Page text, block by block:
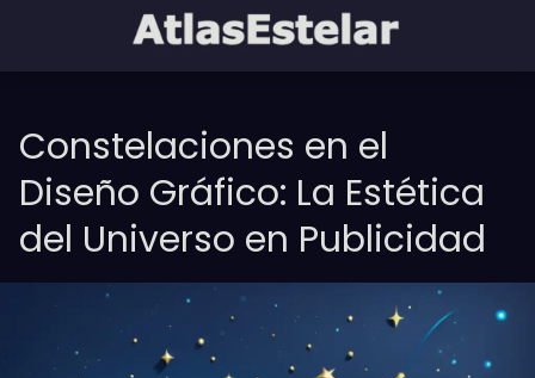
Constelaciones en el
Diseño Gráfico: La Estética
del Universo en Publicidad